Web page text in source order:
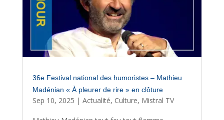
36e Festival national des humoristes – Mathieu
Madénian « À pleurer de rire » en clôture
Sep 10, 2025 | Actualité, Culture, Mistral TV